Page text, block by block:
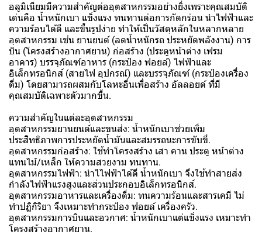
อลูมิเนียมมีความสำคัญต่ออุตสาหกรรมอย่างยิ่งเพราะคุณสมบัติ
เด่นคือ น้ำหนักเบา แข็งแรง ทนทานต่อการกัดกร่อน นำไฟฟ้าและ
ความร้อนได้ดี และขึ้นรูปง่าย ทำให้เป็นวัสดุหลักในหลากหลาย
อุตสาหกรรม เช่น ยานยนต์ (ลดน้ำหนักรถ ประหยัดพลังงาน) การ
บิน (โครงสร้างอากาศยาน) ก่อสร้าง (ประตูหน้าต่าง เฟรม
อาคาร) บรรจุภัณฑ์อาหาร (กระป๋อง ฟอยล์) ไฟฟ้าและ
อิเล็กทรอนิกส์ (สายไฟ อุปกรณ์) และบรรจุภัณฑ์ (กระป๋องเครื่อง
ดื่ม) โดยสามารถผสมกับโลหะอื่นเพื่อสร้าง อัลลอยด์ ที่มี
คุณสมบัติเฉพาะตัวมากขึ้น.
ความสำคัญในแต่ละอุตสาหกรรม
อุตสาหกรรมยานยนต์และขนส่ง: น้ำหนักเบาช่วยเพิ่ม
ประสิทธิภาพการประหยัดน้ำมันและสมรรถนะการขับขี่.
อุตสาหกรรมก่อสร้าง: ใช้ทำโครงสร้าง เสา คาน ประตู หน้าต่าง
แทนไม้/เหล็ก ให้ความสวยงาม ทนทาน.
อุตสาหกรรมไฟฟ้า: นำไไฟฟ้าได้ดี น้ำหนักเบา จึงใช้ทำสายส่ง
กำลังไฟฟ้าแรงสูงและส่วนประกอบอิเล็กทรอนิกส์.
อุตสาหกรรมอาหารและเครื่องดื่ม: ทนความร้อนและสารเคมี ไม่
ทำปฏิกิริยา จึงเหมาะทำกระป๋อง ฟอยล์ เครื่องครัว.
อุตสาหกรรมการบินและอวกาศ: น้ำหนักเบาแต่แข็งแรง เหมาะทำ
โครงสร้างอากาศยาน.